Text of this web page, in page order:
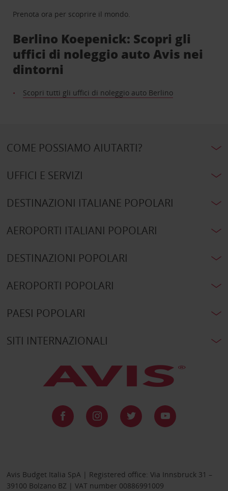
Prenota ora per scoprire il mondo.
Berlino Koepenick: Scopri gli
uffici di noleggio auto Avis nei
dintorni
Scopri tutti gli uffici di noleggio auto Berlino
COME POSSIAMO AIUTARTI?
UFFICI E SERVIZI
DESTINAZIONI ITALIANE POPOLARI
AEROPORTI ITALIANI POPOLARI
DESTINAZIONI POPOLARI
AEROPORTI POPOLARI
PAESI POPOLARI
SITI INTERNAZIONALI
Avis Budget Italia SpA | Registered office: Via Innsbruck 31 –
39100 Bolzano BZ | VAT number 00886991009